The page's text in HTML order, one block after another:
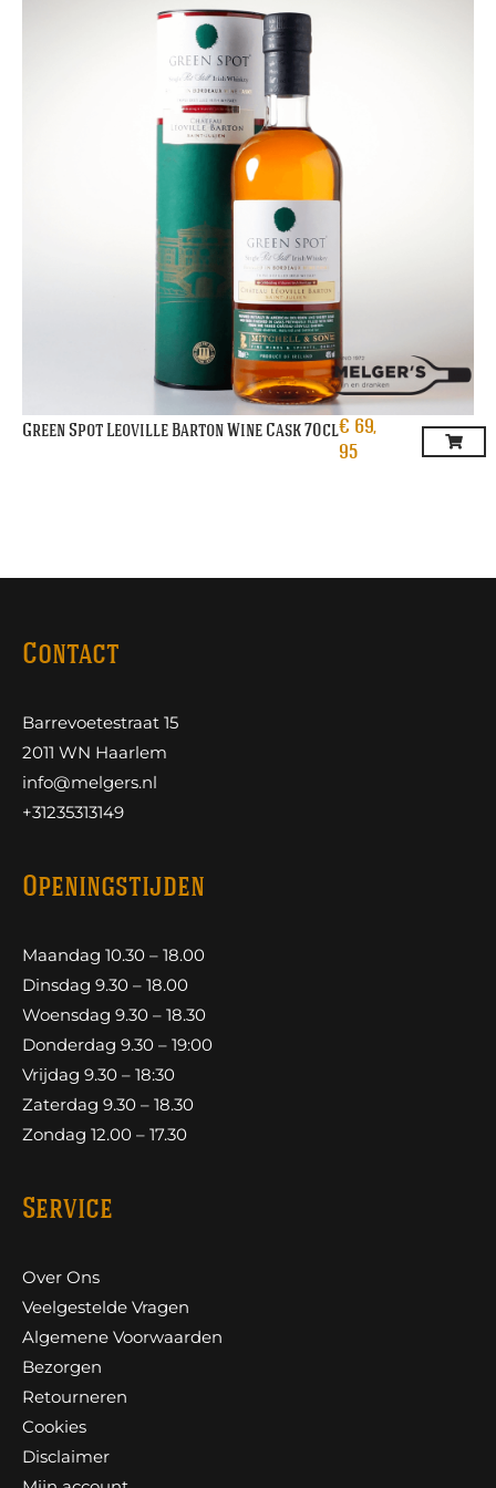
Green Spot Leoville Barton Wine Cask 70cl€ 69,
95
Contact
Barrevoetestraat 15
2011 WN Haarlem
info@melgers.nl
+31235313149
Openingstijden
Maandag 10.30 – 18.00
Dinsdag 9.30 – 18.00
Woensdag 9.30 – 18.30
Donderdag 9.30 – 19:00
Vrijdag 9.30 – 18:30
Zaterdag 9.30 – 18.30
Zondag 12.00 – 17.30
Service
Over Ons
Veelgestelde Vragen
Algemene Voorwaarden
Bezorgen
Retourneren
Cookies
Disclaimer